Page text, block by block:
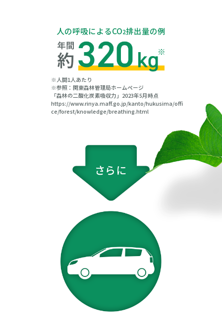
人の呼吸によるCO2排出量の例
※人間1人あたり
※参照：関東森林管理局ホームページ
「森林の二酸化炭素吸収力」2023年5月時点
https://www.rinya.maff.go.jp/kanto/hukusima/offi
ce/forest/knowledge/breathing.html